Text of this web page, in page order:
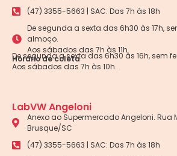
(47) 3355-5663 | SAC: Das 7h às 18h
De segunda a sexta das 6h30 às 17h,
almoço.
Aos sábados das 7h às 11h.
Horário de coleta
De segunda a sexta das 6h30 às 16h, sem
Aos sábados das 7h às 10h.
LabVW Angeloni
Anexo ao Supermercado Angeloni. Rua
Brusque/SC
(47) 3355-5663 | SAC: Das 7h às 18h